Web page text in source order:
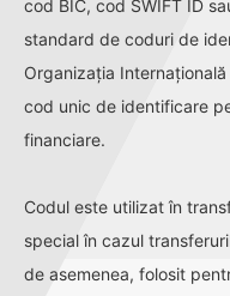
cod BIC, cod SWIFT ID
standard de coduri de
Organizația
cod unic de identificare
financiare.
Codul este utilizat în
special în cazul
de asemenea, folosit